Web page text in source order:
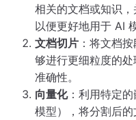
相关的文档或知识，
以便更好地用于 AI
文档切片 ：将文档
够进行更细粒度的
准确性。
向量化：利用特定
模型），将分割后